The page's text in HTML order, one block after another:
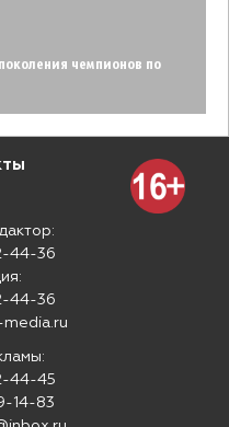
чемпионов по
44-36
44-36
44-45
14-83